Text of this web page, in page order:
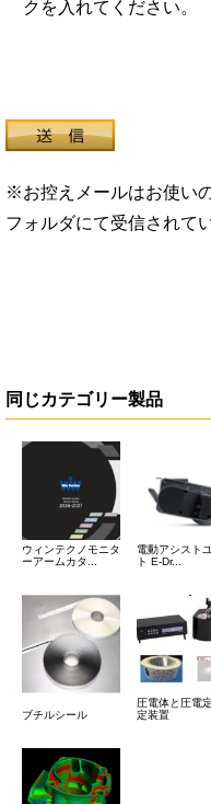
クを入れてください。
※お控えメールはお使い
フォルダにて受信されて
同じカテゴリー製品
ウィンテクノモニタ
ーアームカタ...
電動アシスト
ト E-Dr...
ブチルシール
圧電体と圧電
定装置